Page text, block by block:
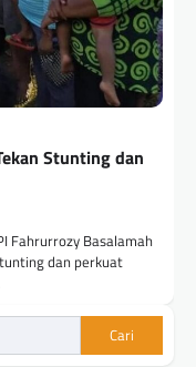
Stunting dan
Fahrurrozy Basalamah
dan perkuat
Cari